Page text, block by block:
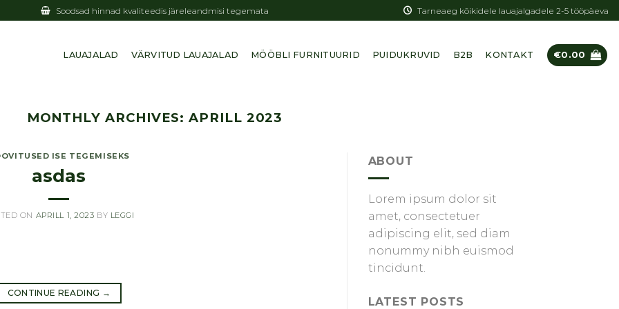
Soodsad hinnad kvaliteedis järeleandmisi tegemata Tarneaeg kõikidele lauajalgadele 2-5 tööpäeva
LAUAJALAD VÄRVITUD LAUAJALAD MÖÖBLI FURNITUURID PUIDUKRUVID B2B KONTAKT €0.00
MONTHLY ARCHIVES:APRILL 2023
ISE TEGEMISEKS
asdas
ON APRILL 1, 2023 BY LEGGI
CONTINUE READING →
ABOUT
Lorem ipsum dolor sit
amet, consectetuer
adipiscing elit, sed diam
nonummy nibh euismod
tincidunt.
LATEST POSTS